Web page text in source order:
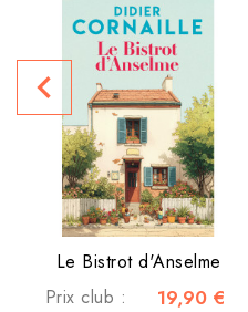
Le Bistrot d'Anselme
Prix club :
19,90 €
navigate_before